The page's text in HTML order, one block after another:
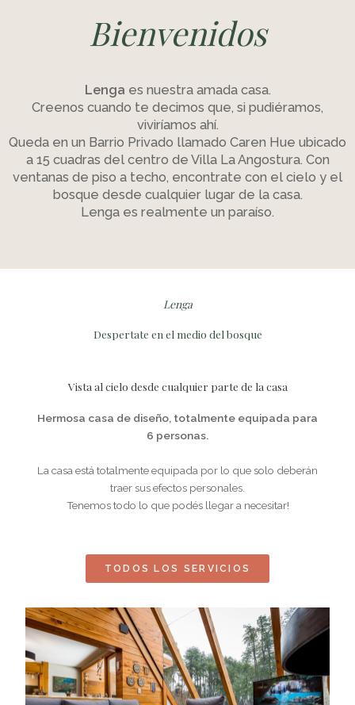
Bienvenidos
Lenga es nuestra amada casa.
Creenos cuando te decimos que, si pudiéramos,
viviríamos ahí.
Queda en un Barrio Privado llamado Caren Hue ubicado
a 15 cuadras del centro de Villa La Angostura. Con
ventanas de piso a techo, encontrate con el cielo y el
bosque desde cualquier lugar de la casa.
Lenga es realmente un paraíso.
Lenga
Despertate en el medio del bosque
Vista al cielo desde cualquier parte de la casa
Hermosa casa de diseño, totalmente equipada para
6 personas.
La casa está totalmente equipada por lo que solo deberán
traer sus efectos personales.
Tenemos todo lo que podés llegar a necesitar!
TODOS LOS SERVICIOS